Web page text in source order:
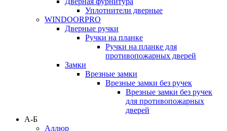
Уплотнители дверные
WINDOORPRO
Дверные ручки
Ручки на планке
Ручки на планке для
противопожарных дверей
Замки
Врезные замки
Врезные замки без ручек
Врезные замки без ручек
для противопожарных
дверей
А-Б
Аллюр